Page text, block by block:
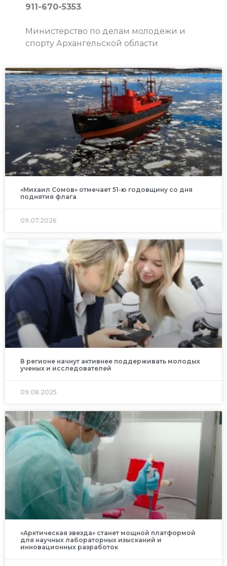
911-670-5353.
Министерство по делам молодежи и
спорту Архангельской области
«Михаил Сомов» отмечает 51-ю годовщину со дня
поднятия флага
09.07.2026
В регионе начнут активнее поддерживать молодых
ученых и исследователей
09.08.2025
«Арктическая звезда» станет мощной платформой
для научных лабораторных изысканий и
инновационных разработок